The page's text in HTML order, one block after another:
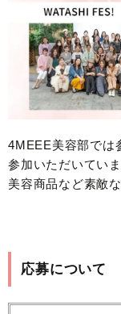
4MEEE美容部では
参加いただいていま
美容商品など素敵
応募について